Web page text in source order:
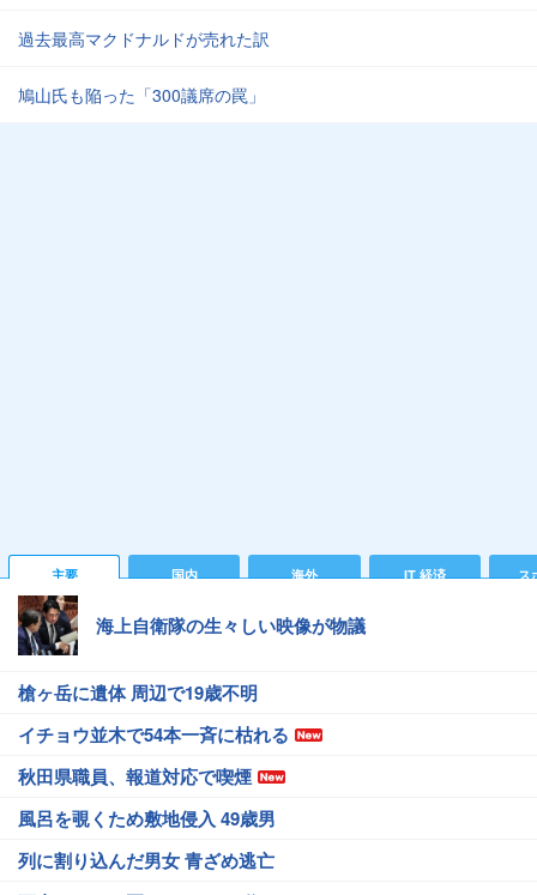
過去最高マクドナルドが売れた訳
鳩山氏も陥った「300議席の罠」
主要 国内 海外 IT 経済 ス
海上自衛隊の生々しい映像が物議
槍ヶ岳に遺体 周辺で19歳不明
イチョウ並木で54本一斉に枯れる
秋田県職員、報道対応で喫煙
風呂を覗くため敷地侵入 49歳男
列に割り込んだ男女 青ざめ逃亡